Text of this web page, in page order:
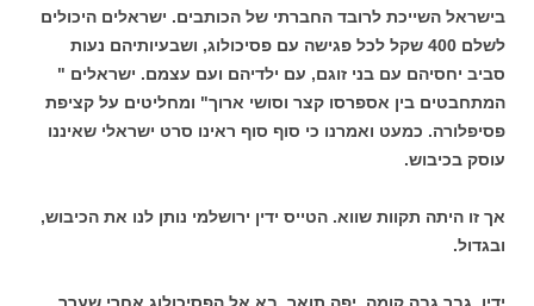
בישראל השייכת לרובד החברתי של הכותבים. ישראלים היכולים
לשלם 400 שקל לכל פגישה עם פסיכולוג, ושבעיותיהם נעות
סביב יחסיהם עם בני זוגם, עם ילדיהם ועם עצמם. ישראלים "
המתחבטים בין אספרסו קצר וסושי ארוך" ומחליטים על קציפת
פסיפלורה. כמעט ואמרנו כי סוף סוף ראינו סרט ישראלי שאיננו
עוסק בכיבוש.
אך זו היתה תקוות שווא. הטייס ידין ירושלמי נותן לנו את הכיבוש,
ובגדול.